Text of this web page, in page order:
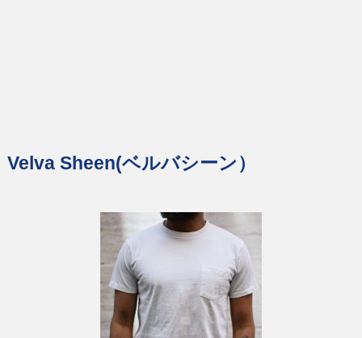
Velva Sheen(ベルバシーン）